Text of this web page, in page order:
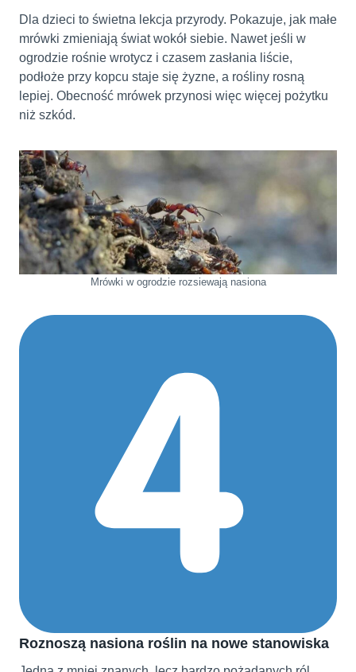
Dla dzieci to świetna lekcja przyrody. Pokazuje, jak małe
mrówki zmieniają świat wokół siebie. Nawet jeśli w
ogrodzie rośnie wrotycz i czasem zasłania liście,
podłoże przy kopcu staje się żyzne, a rośliny rosną
lepiej. Obecność mrówek przynosi więc więcej pożytku
niż szkód.
Mrówki w ogrodzie rozsiewają nasiona
Roznoszą nasiona roślin na nowe stanowiska